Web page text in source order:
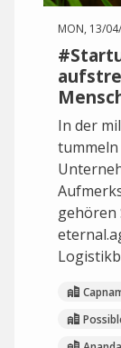
MON, 13/
In der
tummeln
gehören